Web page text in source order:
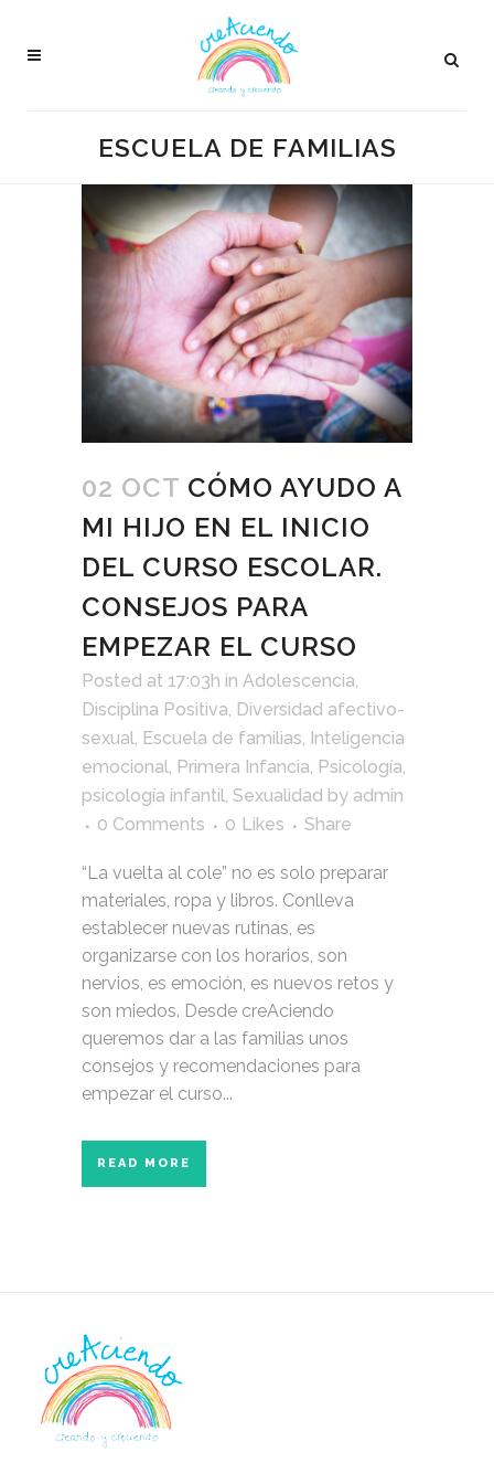
ESCUELA DE FAMILIAS
02 OCT CÓMO AYUDO A
MI HIJO EN EL INICIO
DEL CURSO ESCOLAR.
CONSEJOS PARA
EMPEZAR EL CURSO
Posted at 17:03h in Adolescencia,
Disciplina Positiva, Diversidad afectivo-
sexual, Escuela de familias, Inteligencia
emocional, Primera Infancia, Psicología,
psicología infantil, Sexualidad by admin
0 Comments
0 Likes Share
“La vuelta al cole” no es solo preparar
materiales, ropa y libros. Conlleva
establecer nuevas rutinas, es
organizarse con los horarios, son
nervios, es emoción, es nuevos retos y
son miedos. Desde creAciendo
queremos dar a las familias unos
consejos y recomendaciones para
empezar el curso...
READ MORE